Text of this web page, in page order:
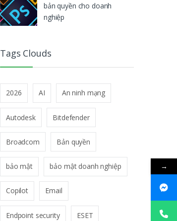
bản quyền cho doanh
nghiệp
Tags Clouds
2026 AI An ninh mạng
Autodesk Bitdefender
Broadcom Bản quyền
bảo mật bảo mật doanh nghiệp
Copilot Email
Endpoint security ESET
→